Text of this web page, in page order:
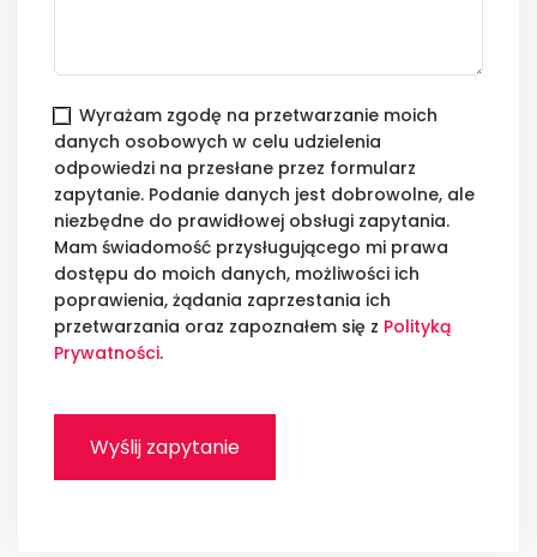
Wyrażam zgodę na przetwarzanie moich
danych osobowych w celu udzielenia
odpowiedzi na przesłane przez formularz
zapytanie. Podanie danych jest dobrowolne, ale
niezbędne do prawidłowej obsługi zapytania.
Mam świadomość przysługującego mi prawa
dostępu do moich danych, możliwości ich
poprawienia, żądania zaprzestania ich
przetwarzania oraz zapoznałem się z Polityką
Prywatności.